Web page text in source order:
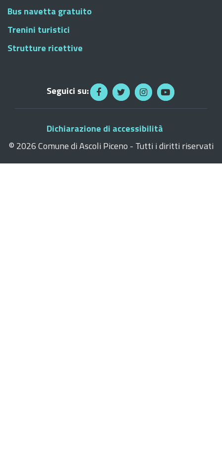
Bus navetta gratuito
Trenini turistici
Strutture ricettive
Seguici su:
Dichiarazione di accessibilità
© 2026 Comune di Ascoli Piceno - Tutti i diritti riservati